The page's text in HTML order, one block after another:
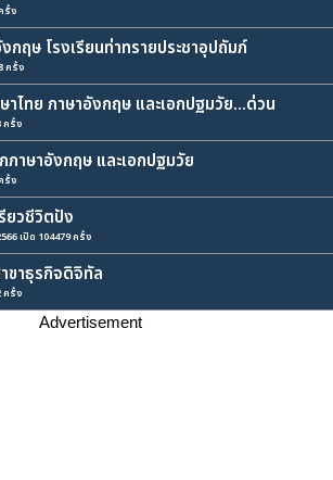
รั้ง
กฤษ โรงเรียนท่าทรายประชาอุปถัมภ์
ครั้ง
าไทย ภาษาอังกฤษ และเอกปฐมวัย...ด่วน
ครั้ง
ภาษาอังกฤษ และเอกปฐมวัย
รั้ง
ยวชีวิตปัง
เปิด 104479 ครั้ง
ขาธุรกิจดิจิทัล
ครั้ง
Advertisement